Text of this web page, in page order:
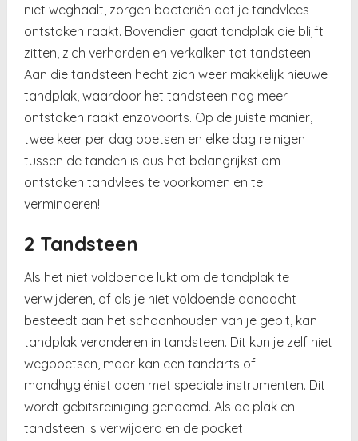
niet weghaalt, zorgen bacteriën dat je tandvlees
ontstoken raakt. Bovendien gaat tandplak die blijft
zitten, zich verharden en verkalken tot tandsteen.
Aan die tandsteen hecht zich weer makkelijk nieuwe
tandplak, waardoor het tandsteen nog meer
ontstoken raakt enzovoorts. Op de juiste manier,
twee keer per dag poetsen en elke dag reinigen
tussen de tanden is dus het belangrijkst om
ontstoken tandvlees te voorkomen en te
verminderen!
2 Tandsteen
Als het niet voldoende lukt om de tandplak te
verwijderen, of als je niet voldoende aandacht
besteedt aan het schoonhouden van je gebit, kan
tandplak veranderen in tandsteen. Dit kun je zelf niet
wegpoetsen, maar kan een tandarts of
mondhygiënist doen met speciale instrumenten. Dit
wordt gebitsreiniging genoemd. Als de plak en
tandsteen is verwijderd en de pocket